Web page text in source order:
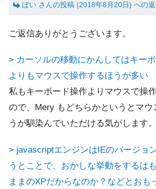
ぽい さんの投稿 (2018年8月20日) への
ご返信ありがとうございます。
> カーソルの移動にかんしてはキー
よりもマウスで操作するほうが多い
私もキーボード操作よりマウスで操
ので、Mery もどちらかというとマウ
うが馴染んでいただける気がします。
> javascriptエンジンはIEのバージョ
うとことで、おかしな挙動をするは
ままのXPだからなのか？などとおも